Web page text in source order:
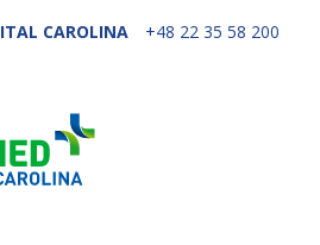
CAROLINA +48 22 35 58 200